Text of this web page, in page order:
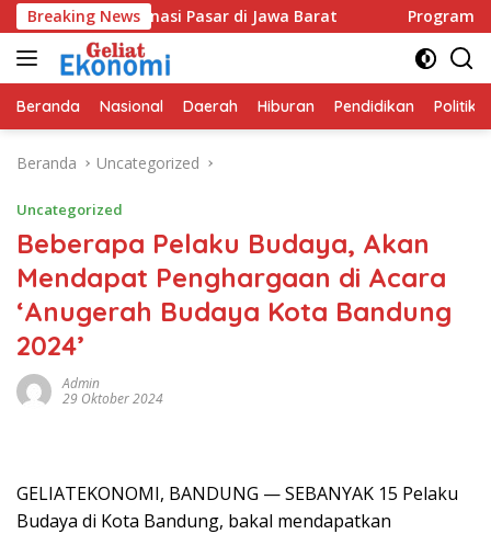
Langsung
ke
konten
Breaking News
Dominasi Pasar di Jawa Barat Program GEMAS SDN
Beranda Nasional Daerah Hiburan Pendidikan Politik
Beranda Uncategorized
Uncategorized
Beberapa Pelaku Budaya, Akan
Mendapat Penghargaan di Acara
‘Anugerah Budaya Kota Bandung
2024’
Admin
29 Oktober 2024
GELIATEKONOMI, BANDUNG — SEBANYAK 15 Pelaku
Budaya di Kota Bandung, bakal mendapatkan